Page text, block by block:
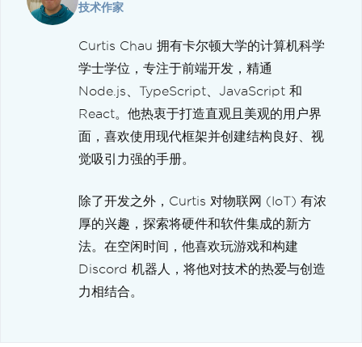
技术作家
Curtis Chau 拥有卡尔顿大学的计算机科学
学士学位，专注于前端开发，精通
Node.js、TypeScript、JavaScript 和
React。他热衷于打造直观且美观的用户界
面，喜欢使用现代框架并创建结构良好、视
觉吸引力强的手册。
除了开发之外，Curtis 对物联网 (IoT) 有浓
厚的兴趣，探索将硬件和软件集成的新方
法。在空闲时间，他喜欢玩游戏和构建
Discord 机器人，将他对技术的热爱与创造
力相结合。